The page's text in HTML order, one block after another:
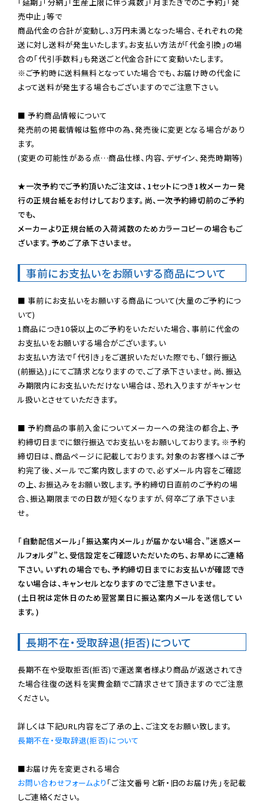
売中止」等で
商品代金の合計が変動し、3万円未満となった場合、それぞれの発
送に対し送料が発生いたします。お支払い方法が「代金引換」の場
※ご予約時に送料無料となっていた場合でも、お届け時の代金に
よって送料が発生する場合もございますのでご注意下さい。
■ 予約商品情報について
発売前の掲載情報は監修中の為、発売後に変更となる場合があり
ます。
(変更の可能性がある点…商品仕様、内容、デザイン、発売時期等)
★一次予約でご予約頂いたご注文は、1セットにつき1枚メーカー発
行の正規台紙をお付けしております。尚、一次予約締切前のご予約
でも、
メーカーより正規台紙の入荷減数のためカラーコピーの場合もご
ざいます。予めご了承下さいませ。
事前にお支払いをお願いする商品について
■ 事前にお支払いをお願いする商品について(大量のご予約につ
いて)
1商品につき10袋以上のご予約をいただいた場合、事前に代金の
お支払いをお願いする場合がございます。い
お支払い方法で「代引き」をご選択いただいた際でも、「銀行振込
(前振込)」にてご請求となりますので、ご了承下さいませ。尚、振込
み期限内にお支払いただけない場合は、恐れ入りますがキャンセ
ル扱いとさせていただきます。
■ 予約商品の事前入金についてメーカーへの発注の都合上、予
約締切日までに銀行振込でお支払いをお願いしております。※予約
締切日は、商品ページに記載しております。対象のお客様へはご予
約完了後、メールでご案内致しますので、必ずメール内容をご確認
の上、お振込みをお願い致します。予約締切日直前のご予約の場
合、振込期限までの日数が短くなりますが、何卒ご了承下さいま
せ。
「自動配信メール」「振込案内メール」が届かない場合、”迷惑メー
ルフォルダ”と、受信設定をご確認いただいたのち、お早めにご連絡
下さい。いずれの場合でも、予約締切日までにお支払いが確認でき
ない場合は、キャンセルとなりますのでご注意下さいませ。
(土日祝は定休日のため翌営業日に振込案内メールを送信してい
ます。)
長期不在・受取辞退(拒否)について
長期不在や受取拒否(拒否)で運送業者様より商品が返送されてき
た場合往復の送料を実費金額でご請求させて頂きますのでご注意
ください。
長期不在・受取辞退(拒否)について
お問い合わせフォームより 「ご注文番号と新・旧のお届け先」を記載
しご連絡ください。